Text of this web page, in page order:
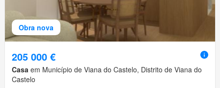
Obra nova
205 000 €
Casa em Município de Viana do Castelo, Distrito de Viana do
Castelo